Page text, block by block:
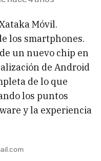
Móvil.
los smartphones.
un nuevo chip en
de Android
de lo que
los puntos
y la experiencia